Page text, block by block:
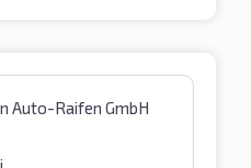
Auto-Raifen GmbH